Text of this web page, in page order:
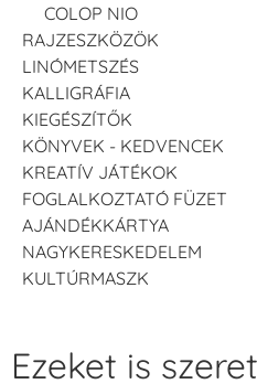
COLOP NIO
RAJZESZKÖZÖK
LINÓMETSZÉS
KALLIGRÁFIA
KIEGÉSZÍTŐK
KÖNYVEK - KEDVENCEK
KREATÍV JÁTÉKOK
FOGLALKOZTATÓ FÜZET
AJÁNDÉKKÁRTYA
NAGYKERESKEDELEM
KULTÚRMASZK
Ezeket is